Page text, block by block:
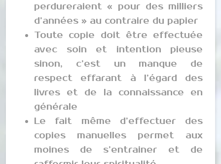
perdureraient « pour des milliers
d’années » au contraire du papier
Toute copie doit être effectuée
avec soin et intention pieuse
sinon, c’est un manque de
respect effarant à l’égard des
livres et de la connaissance en
générale
Le fait même d’effectuer des
copies manuelles permet aux
moines de s’entrainer et de